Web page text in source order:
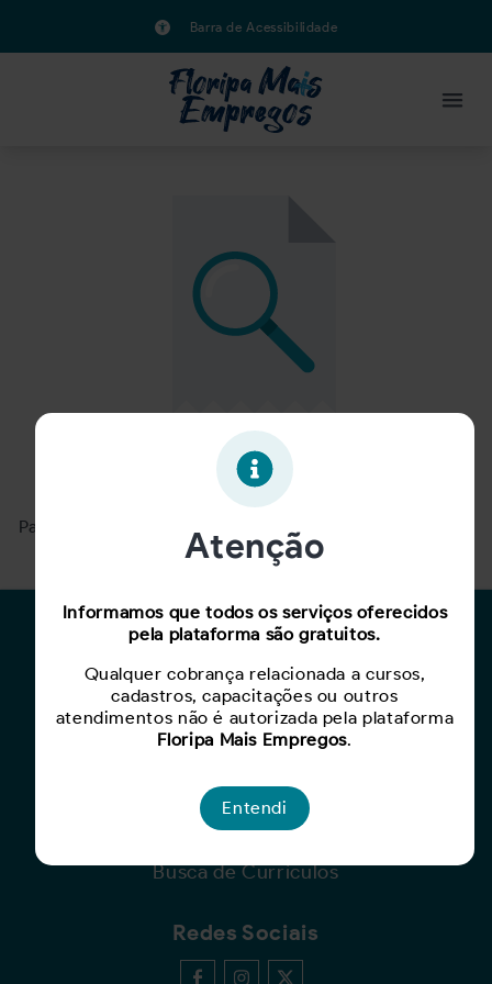
Barra de Acessibilidade
Oportunidade expirada!
Para ver mais, acesse a página
Para Candidatos
Busca de Oportunidades
Cadastro de Currículo
Capacite-se
Para Empresas
Busca de Currículos
Redes Sociais
Atenção
Informamos que todos os serviços oferecidos
pela plataforma são gratuitos.
Qualquer cobrança relacionada a cursos,
cadastros, capacitações ou outros
atendimentos não é autorizada pela plataforma
Floripa Mais Empregos.
Entendi